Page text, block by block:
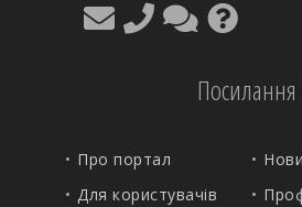
Посилання
Про портал
Для користувачів